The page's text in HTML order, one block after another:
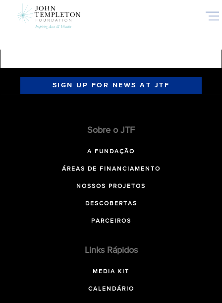
SIGN UP FOR NEWS AT JTF
Sobre o JTF
A FUNDAÇÃO
ÁREAS DE FINANCIAMENTO
NOSSOS PROJETOS
DESCOBERTAS
PARCEIROS
Links Rápidos
MEDIA KIT
CALENDÁRIO